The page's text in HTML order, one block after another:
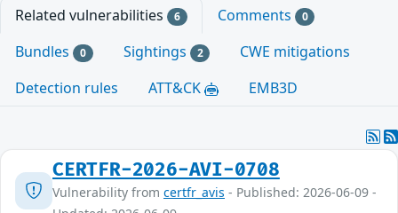
Related vulnerabilities 6 Comments 0
Bundles 0 Sightings 2
CWE mitigations
Detection rules
ATT&CK EMB3D
CERTFR-2026-AVI-0708
Vulnerability from certfr_avis - Published: 2026-06-09 -